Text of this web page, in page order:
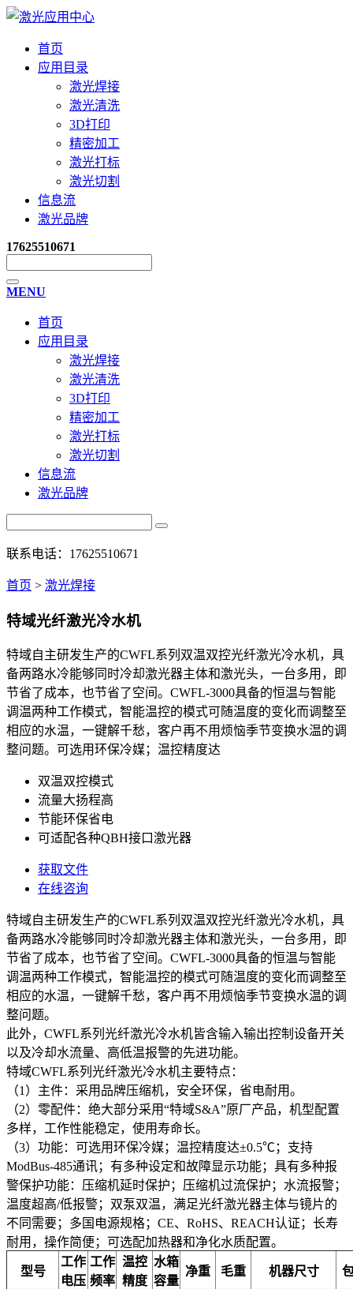
首页
应用目录
激光焊接
激光清洗
3D打印
精密加工
激光打标
激光切割
信息流
激光品牌
17625510671
MENU
首页
应用目录
激光焊接
激光清洗
3D打印
精密加工
激光打标
激光切割
信息流
激光品牌
联系电话：17625510671
首页 > 激光焊接
特域光纤激光冷水机
特域自主研发生产的CWFL系列双温双控光纤激光冷水机，具
备两路水冷能够同时冷却激光器主体和激光头，一台多用，即
节省了成本，也节省了空间。CWFL-3000具备的恒温与智能
调温两种工作模式，智能温控的模式可随温度的变化而调整至
相应的水温，一键解千愁，客户再不用烦恼季节变换水温的调
整问题。可选用环保冷媒；温控精度达
双温双控模式
流量大扬程高
节能环保省电
可适配各种QBH接口激光器
获取文件
在线咨询
特域自主研发生产的CWFL系列双温双控光纤激光冷水机，具
备两路水冷能够同时冷却激光器主体和激光头，一台多用，即
节省了成本，也节省了空间。CWFL-3000具备的恒温与智能
调温两种工作模式，智能温控的模式可随温度的变化而调整至
相应的水温，一键解千愁，客户再不用烦恼季节变换水温的调
整问题。
此外，CWFL系列光纤激光冷水机皆含输入输出控制设备开关
以及冷却水流量、高低温报警的先进功能。
特域CWFL系列光纤激光冷水机主要特点：
（1）主件：采用品牌压缩机，安全环保，省电耐用。
（2）零配件：绝大部分采用“特域S&A”原厂产品，机型配置
多样，工作性能稳定，使用寿命长。
（3）功能：可选用环保冷媒；温控精度达±0.5℃；支持
ModBus-485通讯；有多种设定和故障显示功能；具有多种报
警保护功能：压缩机延时保护；压缩机过流保护；水流报警；
温度超高/低报警；双泵双温，满足光纤激光器主体与镜片的
不同需要；多国电源规格；CE、RoHS、REACH认证；长寿
耐用，操作简便；可选配加热器和净化水质配置。
型号
工作
电压
工作
频率
温控
精度
水箱
容量
净重 毛重 机器尺寸